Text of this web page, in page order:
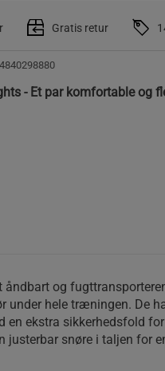
Gratis retur
- Et par komfortable og
åndbart og
under hele træningen. De
en ekstra sikkerhedsfold
justerbar snøre i taljen for